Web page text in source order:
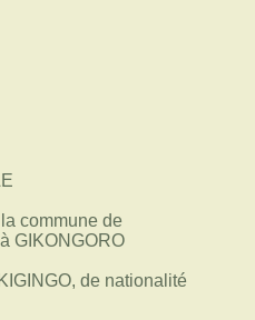
commune de
GIKONGORO
de nationalité